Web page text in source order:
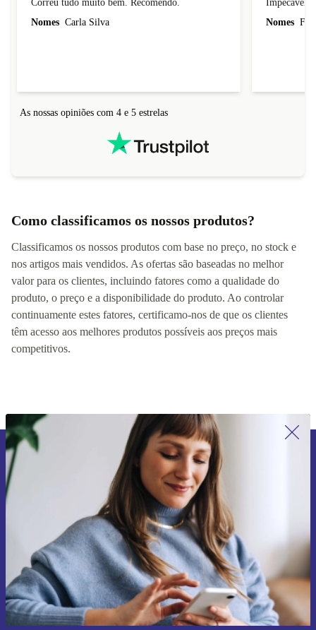
Recomendo
Impecável.
Impecável.
As nossas opiniões com 4 e 5 estrelas
Como classificamos os nossos produtos?
Classificamos os nossos produtos com base no preço, no stock e
nos artigos mais vendidos. As ofertas são baseadas no melhor
valor para os clientes, incluindo fatores como a qualidade do
produto, o preço e a disponibilidade do produto. Ao controlar
continuamente estes fatores, certificamo-nos de que os clientes
têm acesso aos melhores produtos possíveis aos preços mais
Subscreve a nossa newsletter pela
primeira vez e poupa 15€!
Não percas mais nenhuma oferta.
Pedir voucher
Informações sobre o uso de dados pessoais podem ser encontrados na
nossaPolítica de Privacidade.